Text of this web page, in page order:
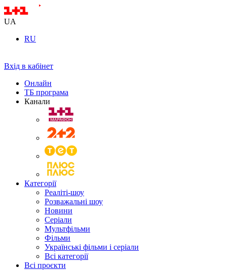
UA
RU
Вхід в кабінет
Онлайн
ТБ програма
Канали
Категорії
Реаліті-шоу
Розважальні шоу
Новини
Серіали
Мультфільми
Фільми
Українські фільми і серіали
Всі категорії
Всі проєкти